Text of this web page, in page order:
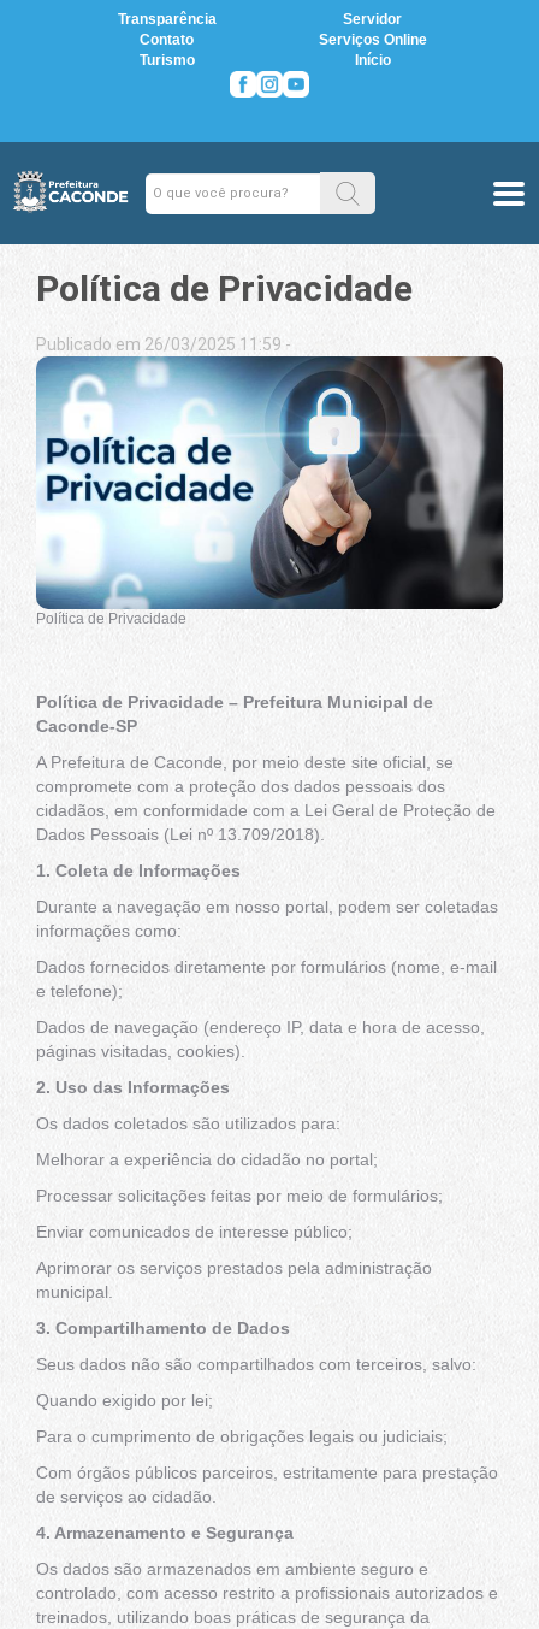
Transparência
Servidor
Contato
Serviços Online
Turismo
Início
Política de Privacidade
Publicado em 26/03/2025 11:59 -
Política de Privacidade
Política de Privacidade – Prefeitura Municipal de
Caconde-SP
A Prefeitura de Caconde, por meio deste site oficial, se
compromete com a proteção dos dados pessoais dos
cidadãos, em conformidade com a Lei Geral de Proteção de
Dados Pessoais (Lei nº 13.709/2018).
1. Coleta de Informações
Durante a navegação em nosso portal, podem ser coletadas
informações como:
Dados fornecidos diretamente por formulários (nome, e-mail
e telefone);
Dados de navegação (endereço IP, data e hora de acesso,
páginas visitadas, cookies).
2. Uso das Informações
Os dados coletados são utilizados para:
Melhorar a experiência do cidadão no portal;
Processar solicitações feitas por meio de formulários;
Enviar comunicados de interesse público;
Aprimorar os serviços prestados pela administração
municipal.
3. Compartilhamento de Dados
Seus dados não são compartilhados com terceiros, salvo:
Quando exigido por lei;
Para o cumprimento de obrigações legais ou judiciais;
Com órgãos públicos parceiros, estritamente para prestação
de serviços ao cidadão.
4. Armazenamento e Segurança
Os dados são armazenados em ambiente seguro e
controlado, com acesso restrito a profissionais autorizados e
treinados, utilizando boas práticas de segurança da